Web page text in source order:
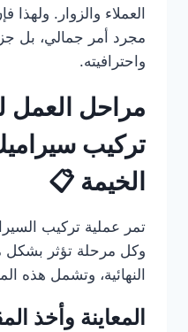
العملاء والزوار.
مجرد أمر جمالي، بل
واحترافيته.
مراحل
تركيب
الخيمة 📋
تمر عملية تركيب
وكل مرحلة تؤثر بشكل
النهائية، وتشمل هذه
المعاينة وأخذ